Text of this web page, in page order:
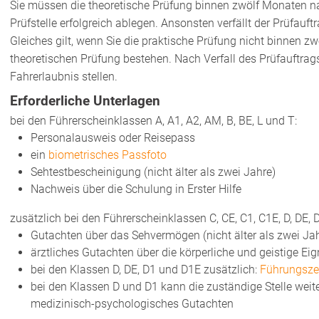
Sie müssen die theoretische Prüfung binnen zwölf Monaten
Prüfstelle erfolgreich ablegen. Ansonsten verfällt der
Gleiches gilt, wenn Sie die praktische Prüfung nicht binnen
theoretischen Prüfung bestehen. Nach Verfall des
Fahrerlaubnis stellen.
Erforderliche Unterlagen
bei den Führerscheinklassen A, A1, A2, AM, B, BE, L und T:
Personalausweis oder Reisepass
ein biometrisches Passfoto
Sehtestbescheinigung (nicht älter als zwei Jahre)
Nachweis über die Schulung in Erster Hilfe
zusätzlich bei den Führerscheinklassen C, CE, C1, C1E, D, DE,
Gutachten über das Sehvermögen (nicht älter als zwei
ärztliches Gutachten über die körperliche und geistige
bei den Klassen D, DE, D1 und D1E zusätzlich:
bei den Klassen D und D1 kann die zuständige Stelle
medizinisch-psychologisches Gutachten